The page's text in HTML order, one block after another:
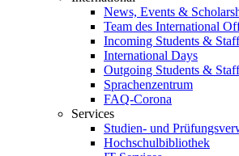
News, Events &
Team des International
Incoming Students & Staff
International Days
Outgoing Students & Staff
Sprachenzentrum
FAQ-Corona
Services
Studien- und
Hochschulbibliothek